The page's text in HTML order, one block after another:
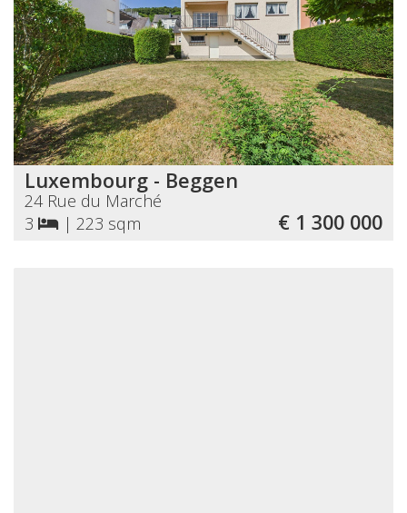
Luxembourg - Beggen
24 Rue du Marché
3
| 223 sqm € 1 300 000